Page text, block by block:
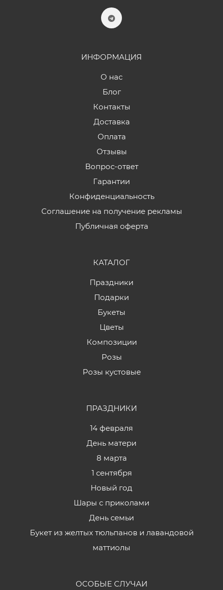
ИНФОРМАЦИЯ
О нас
Блог
Контакты
Доставка
Оплата
Отзывы
Вопрос-ответ
Гарантии
Конфиденциальность
Соглашение на получение рекламы
Публичная оферта
КАТАЛОГ
Праздники
Подарки
Букеты
Цветы
Композиции
Розы
Розы кустовые
ПРАЗДНИКИ
14 февраля
День матери
8 марта
1 сентября
Новый год
Шары с приколами
День семьи
Букет из желтых тюльпанов и лавандовой
маттиолы
ОСОБЫЕ СЛУЧАИ